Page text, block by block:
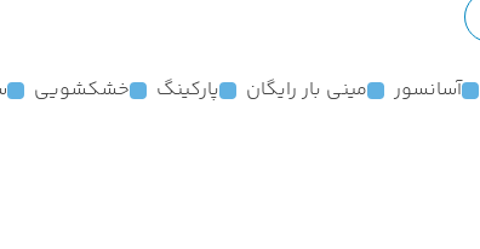
آسانسور مینی بار رایگان پارکینگ خشکشویی